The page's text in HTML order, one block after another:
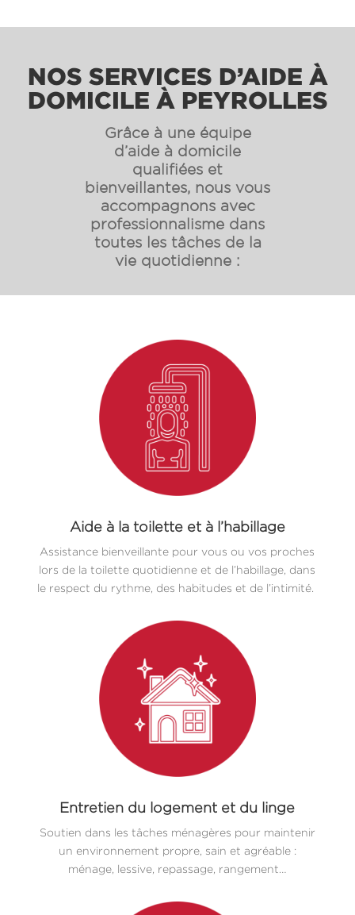
NOS SERVICES D’AIDE À
DOMICILE À PEYROLLES
Grâce à une équipe
d’aide à domicile
qualifiées et
bienveillantes, nous vous
accompagnons avec
professionnalisme dans
toutes les tâches de la
vie quotidienne :
Aide à la toilette et à l’habillage
Assistance bienveillante pour vous ou vos proches
lors de la toilette quotidienne et de l’habillage, dans
le respect du rythme, des habitudes et de l’intimité.
Entretien du logement et du linge
Soutien dans les tâches ménagères pour maintenir
un environnement propre, sain et agréable :
ménage, lessive, repassage, rangement…